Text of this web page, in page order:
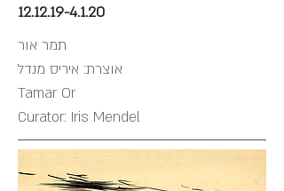
12.12.19-4.1.20
תמר אור
אוצרת: איריס מנדל
Tamar Or
Curator: Iris Mendel